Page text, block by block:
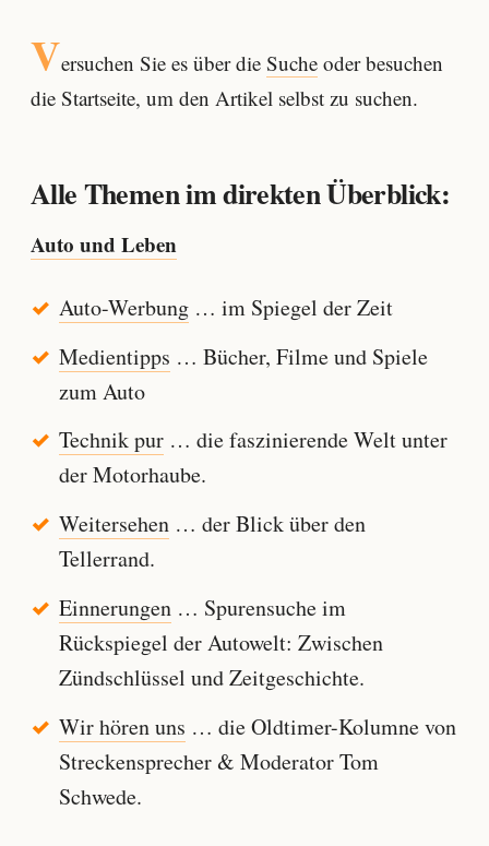
Versuchen Sie es über die Sucheoder besuchen
die Startseite, um den Artikel selbst zu suchen.
Alle Themen im direkten Überblick:
Auto und Leben
Auto-Werbung… im Spiegel der Zeit
Medientipps … Bücher, Filme und Spiele
zum Auto
Technik pur… die faszinierende Welt unter
der Motorhaube.
Weitersehen… der Blick über den
Tellerrand.
Einnerungen… Spurensuche im
Rückspiegel der Autowelt: Zwischen
Zündschlüssel und Zeitgeschichte.
Wir hören uns … die Oldtimer-Kolumne von
Streckensprecher & Moderator Tom
Schwede.